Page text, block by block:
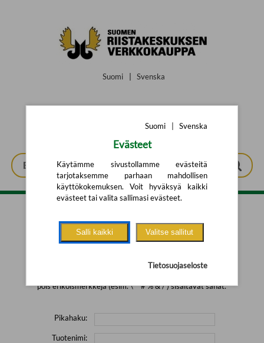
Suomi Svenska
Tarkennettu haku
pois erikoismerkkejä (esim. \' " # % & / ) sisältävät sanat.
Pikahaku:
Tuotenimi:
Suomi Svenska
Evästeet
Käytämme sivustollamme evästeitä
tarjotaksemme parhaan mahdollisen
käyttökokemuksen. Voit hyväksyä kaikki
evästeet tai valita sallimasi evästeet.
Salli kaikki Valitse sallitut
Tietosuojaseloste